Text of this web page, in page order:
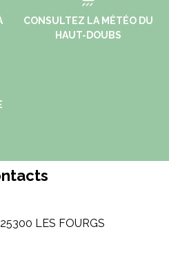
CONSULTEZ LA MÉTÉO DU
HAUT-DOUBS
LES FOURGS